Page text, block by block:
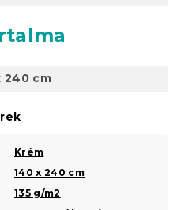
240 cm
Krém
140 x 240 cm
135 g/m2